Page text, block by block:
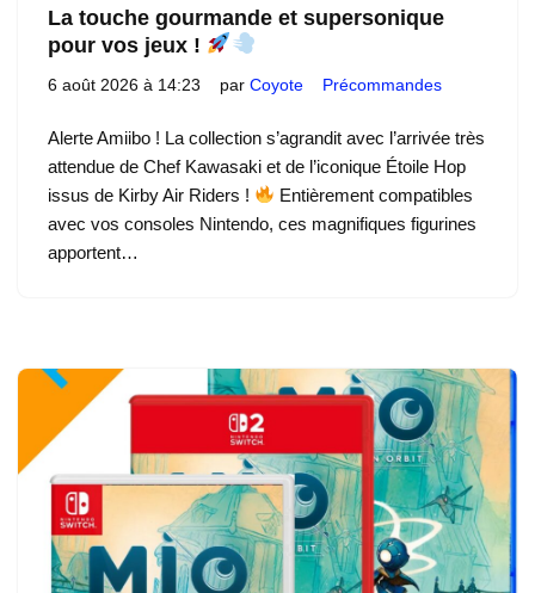
La touche gourmande et supersonique
pour vos jeux !
6 août 2026 à 14:23 par Coyote Précommandes
Alerte Amiibo ! La collection s’agrandit avec l’arrivée très
attendue de Chef Kawasaki et de l’iconique Étoile Hop
issus de Kirby Air Riders !
Entièrement compatibles
avec vos consoles Nintendo, ces magnifiques figurines
apportent…